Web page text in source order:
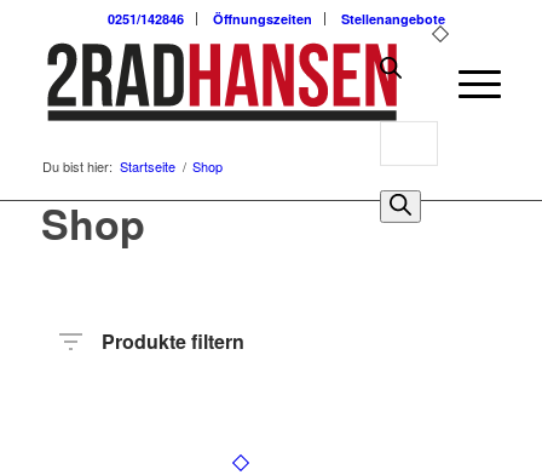
0251/142846 Öffnungszeiten Stellenangebote
0
Du bist hier: Startseite / Shop
Shop
Produkte filtern